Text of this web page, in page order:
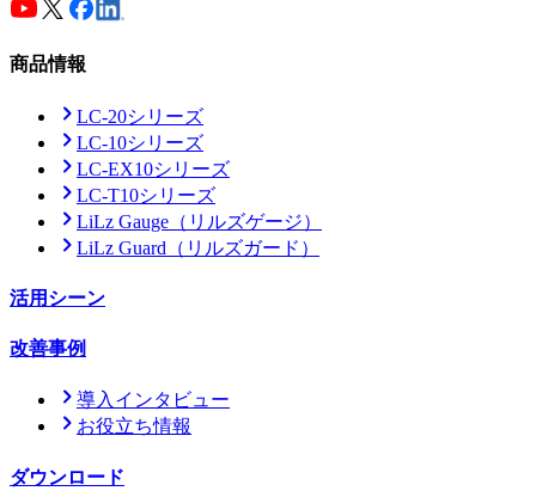
商品情報
LC-20シリーズ
LC-10シリーズ
LC-EX10シリーズ
LC-T10シリーズ
LiLz Gauge （リルズゲージ）
LiLz Guard （リルズガード）
活用シーン
改善事例
導入インタビュー
お役立ち情報
ダウンロード